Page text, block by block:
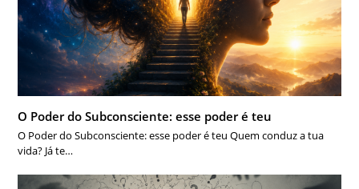
O Poder do Subconsciente: esse poder é teu
O Poder do Subconsciente: esse poder é teu Quem conduz a tua
vida? Já te…